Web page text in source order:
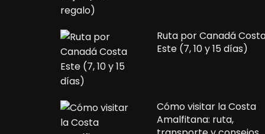
Ruta por Canadá
Este (7, 10 y 15 días)
Cómo visitar la Costa
Amalfitana: ruta,